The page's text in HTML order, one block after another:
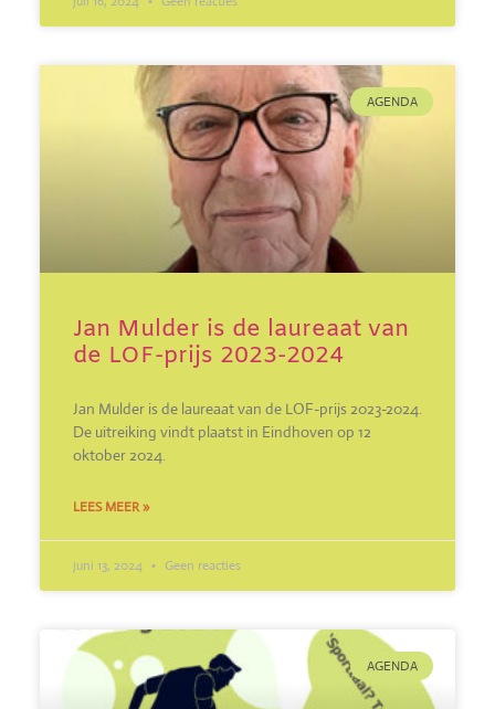
AGENDA
Jan Mulder is de laureaat van
de LOF-prijs 2023-2024
Jan Mulder is de laureaat van de LOF-prijs 2023-2024.
De uitreiking vindt plaatst in Eindhoven op 12
oktober 2024.
LEES MEER »
juni 13, 2024 Geen reacties
AGENDA